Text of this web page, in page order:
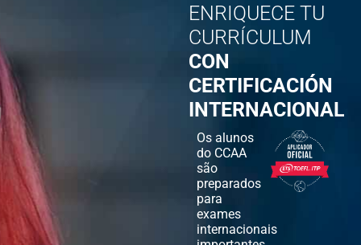
ENRIQUECE TU
CURRÍCULUM
CON
CERTIFICACIÓN
INTERNACIONAL
Os alunos
do CCAA
são
preparados
para
exames
internacionais